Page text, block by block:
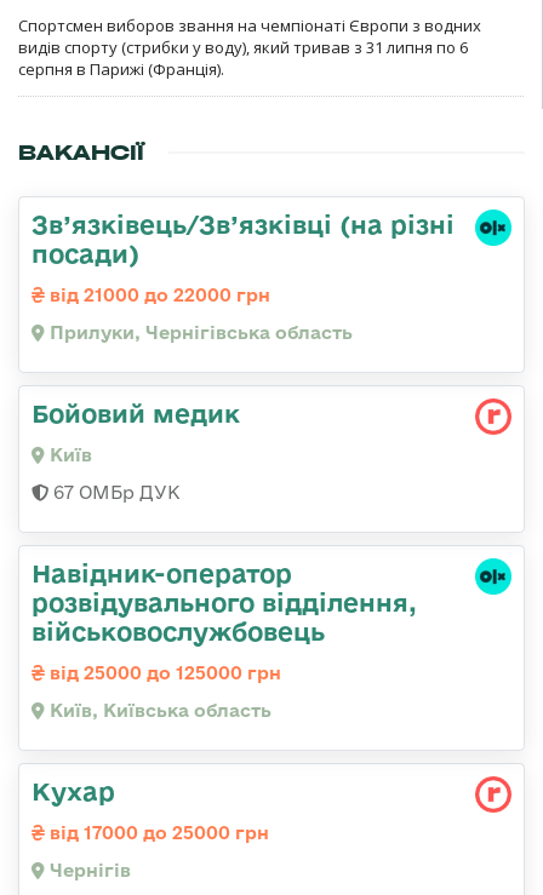
Спортсмен виборов звання на чемпіонаті Європи з водних
видів спорту (стрибки у воду), який тривав з 31 липня по 6
серпня в Парижі (Франція).
ВАКАНСІЇ
Зв’язківець/Зв’язківці (на різні
посади)
від 21000 до 22000 грн
Прилуки, Чернігівська область
Бойовий медик
Київ
67 ОМБр ДУК
Навідник-оператор
розвідувального відділення,
військовослужбовець
від 25000 до 125000 грн
Київ, Київська область
Кухар
від 17000 до 25000 грн
Чернігів